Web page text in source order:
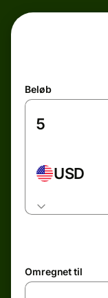
Beløb
USD
Omregnet til